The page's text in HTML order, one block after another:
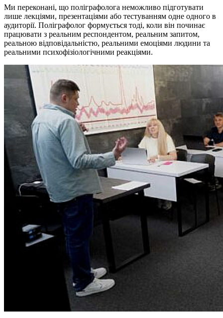
Ми переконані, що поліграфолога неможливо підготувати
лише лекціями, презентаціями або тестуванням одне одного в
аудиторії. Поліграфолог формується тоді, коли він починає
працювати з реальним респондентом, реальним запитом,
реальною відповідальністю, реальними емоціями людини та
реальними психофізіологічними реакціями.